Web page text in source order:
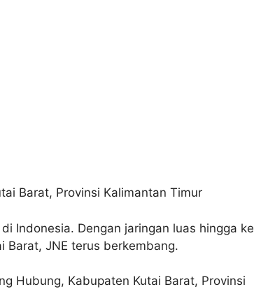
Barat, Provinsi Kalimantan Timur
Indonesia. Dengan jaringan luas hingga ke
Barat, JNE terus berkembang.
Hubung, Kabupaten Kutai Barat, Provinsi